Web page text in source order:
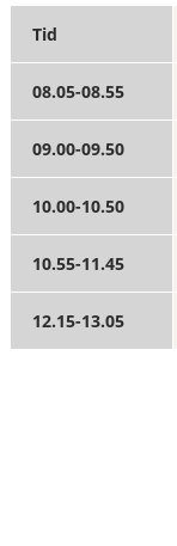
Tid
08.05-08.55
09.00-09.50
10.00-10.50
10.55-11.45
12.15-13.05